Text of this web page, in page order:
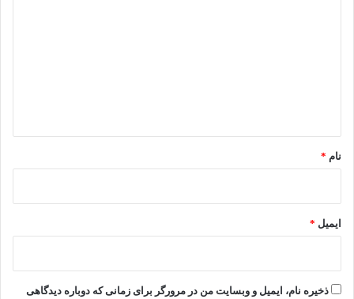
نام *
ایمیل *
ذخیره نام، ایمیل و وبسایت من در مرورگر برای زمانی که دوباره دیدگاهی